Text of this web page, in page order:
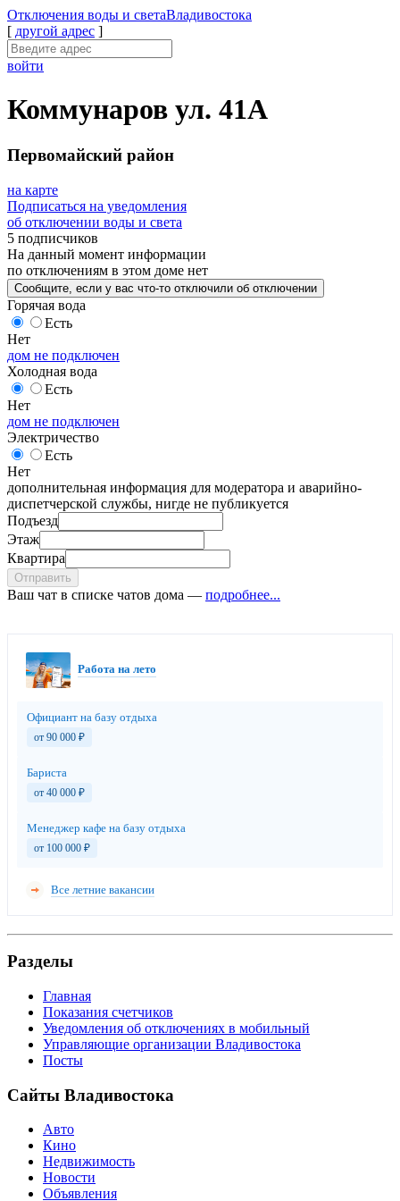
Отключения воды и светаВладивостока
[ другой адрес ]
войти
Коммунаров ул. 41А
Первомайский район
на карте
Подписаться на уведомления
об отключении воды и света
5 подписчиков
На данный момент информации
по отключениям в этом доме нет
Сообщите , если у вас что-то отключили об отключении
Горячая вода
Есть
Нет
дом не подключен
Холодная вода
Есть
Нет
дом не подключен
Электричество
Есть
Нет
дополнительная информация для модератора и аварийно-
диспетчерской службы, нигде не публикуется
Подъезд
Этаж
Квартира
Отправить
Ваш чат в списке чатов дома — подробнее...
Работа на лето
Официант на базу отдыха
от 90 000 ₽
Бариста
от 40 000 ₽
Менеджер кафе на базу отдыха
от 100 000 ₽
Все летние вакансии
Разделы
Главная
Показания счетчиков
Уведомления об отключениях в мобильный
Управляющие организации Владивостока
Посты
Сайты Владивостока
Авто
Кино
Недвижимость
Новости
Объявления